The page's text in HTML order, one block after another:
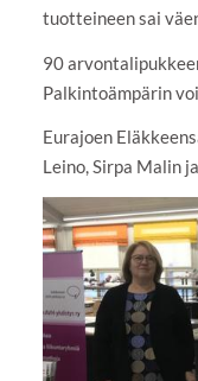
tuotteineen sai
90
Palkintoämpärin
Eurajoen
Leino, Sirpa Malin